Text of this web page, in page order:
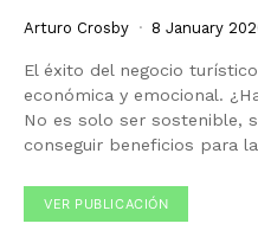
Arturo Crosby 8 January
El éxito del negocio
económica y emocional.
No es solo ser sostenible,
conseguir beneficios para
VER PUBLICACIÓN